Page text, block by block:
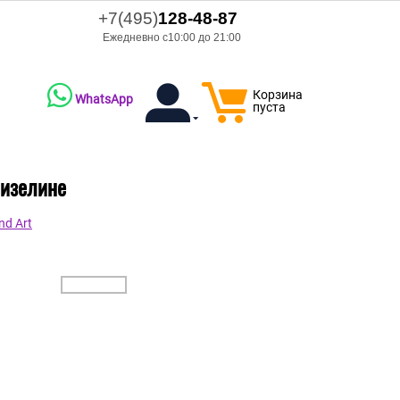
+7(495)128-48-87
Ежедневно с10:00 до 21:00
Корзина
пуста
WhatsApp
Art